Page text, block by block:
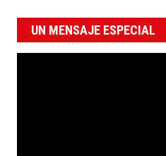
UN MENSAJE ESPECIAL